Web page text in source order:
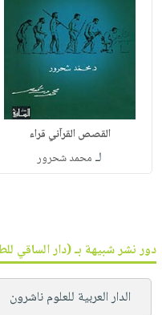
القصص القرآني قراء
لـ محمد شحرور
دور نشر شبيهة بـ (دار الساقي
الدار العربية للعلوم ناشرون